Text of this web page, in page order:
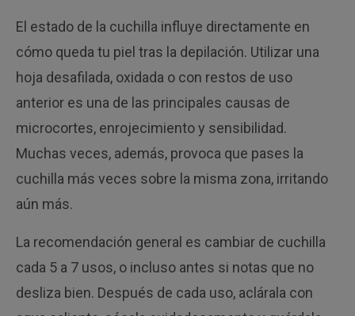
El estado de la cuchilla influye directamente en
cómo queda tu piel tras la depilación. Utilizar una
hoja desafilada, oxidada o con restos de uso
anterior es una de las principales causas de
microcortes, enrojecimiento y sensibilidad.
Muchas veces, además, provoca que pases la
cuchilla más veces sobre la misma zona, irritando
aún más.
La recomendación general es cambiar de cuchilla
cada 5 a 7 usos, o incluso antes si notas que no
desliza bien. Después de cada uso, aclárala con